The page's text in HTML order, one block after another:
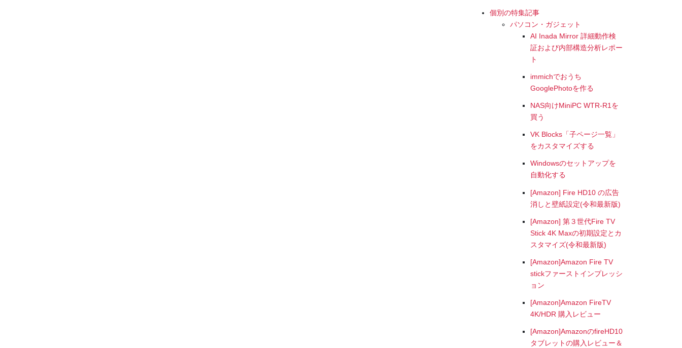
個別の特集記事
パソコン・ガジェット
AI Inada Mirror 詳細動作検
証および内部構造分析レポー
ト
immichでおうち
GooglePhotoを作る
NAS向けMiniPC WTR-R1を
買う
VK Blocks「子ページ一覧」
をカスタマイズする
Windowsのセットアップを
自動化する
[Amazon] Fire HD10 の広告
消しと壁紙設定(令和最新版)
[Amazon] 第３世代Fire TV
Stick 4K Maxの初期設定とカ
スタマイズ(令和最新版)
[Amazon]Amazon Fire TV
stickファーストインプレッシ
ョン
[Amazon]Amazon FireTV
4K/HDR 購入レビュー
[Amazon]AmazonのfireHD10
タブレットの購入レビュー＆